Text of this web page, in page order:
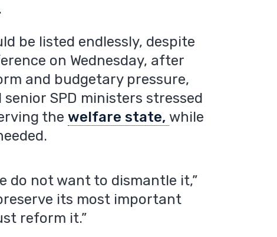
be listed endlessly, despite
on Wednesday, after
and budgetary pressure,
SPD ministers stressed
thewelfare state, while
do not want to dismantle it,”
its most important
reform it.”